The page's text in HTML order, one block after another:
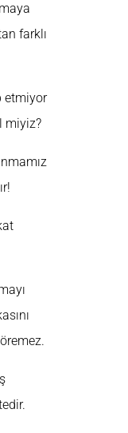
farklı
etmiyor
miyiz?